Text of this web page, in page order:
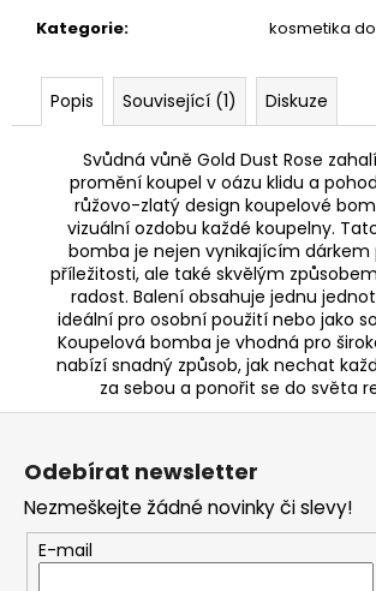
Kategorie: kosmetika
Popis Související (1) Diskuze
Svůdná vůně Gold Dust Rose
promění koupel v oázu klidu a
růžovo-zlatý design koupelové
vizuální ozdobu každé koupelny.
bomba je nejen vynikajícím dárkem
příležitosti, ale také skvělým
radost. Balení obsahuje jednu
ideální pro osobní použití nebo jako
Koupelová bomba je vhodná pro
nabízí snadný způsob, jak nechat
za sebou a ponořit se do světa
DOMEK.
Kč
Odebírat newsletter
Nezmeškejte žádné novinky či slevy!
E-mail